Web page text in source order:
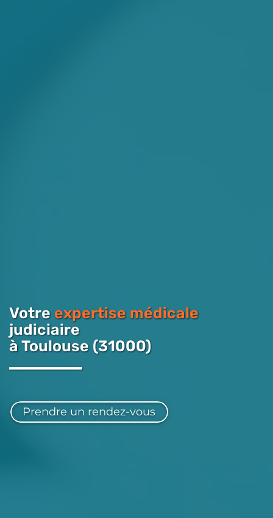
Votre expertise médicale
judiciaire
à Toulouse (31000)
Prendre un rendez-vous